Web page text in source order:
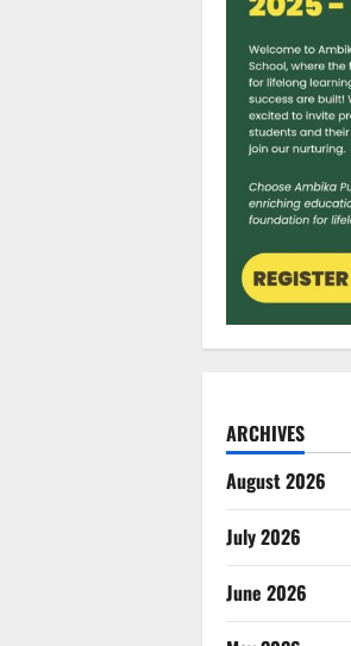
ARCHIVES
August 2026
July 2026
June 2026